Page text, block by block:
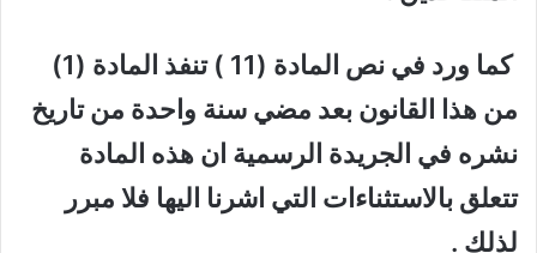
كما ورد في نص المادة (11 ) تنفذ المادة (1)
من هذا القانون بعد مضي سنة واحدة من تاريخ
نشره في الجريدة الرسمية ان هذه المادة
تتعلق بالاستثناءات التي اشرنا اليها فلا مبرر
لذلك .